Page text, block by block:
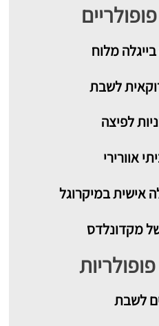
מלוח
לשבת
לפיצה
אוורירי
אישית במיקרוגל
מקדונלדס
לשבת